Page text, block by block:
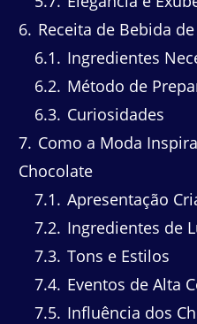
6 Receita de Bebida
6.1
Ingredientes
6.2 Método de
6.3 Curiosidades
7 Como a Moda
Chocolate
7.1
Apresentação
7.2 Ingredientes de
7.3 Tons e Estilos
7.4 Eventos de Alta
7.5 Influência dos